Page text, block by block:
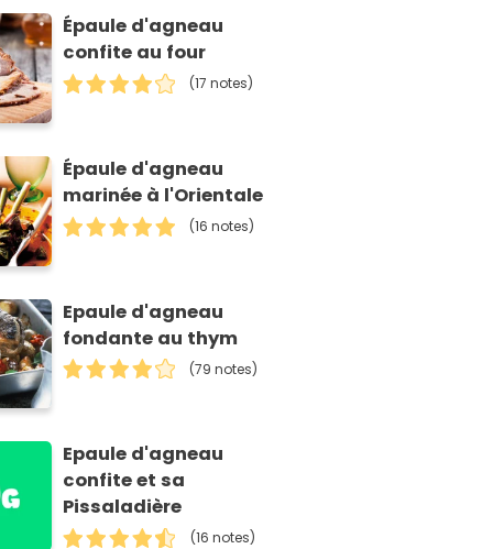
Épaule d'agneau
confite au four
(17 notes)
Épaule d'agneau
marinée à l'Orientale
(16 notes)
Epaule d'agneau
fondante au thym
(79 notes)
Epaule d'agneau
confite et sa
Pissaladière
(16 notes)